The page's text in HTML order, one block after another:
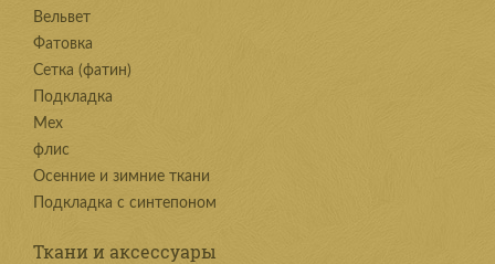
Вельвет
Фатовка
Сетка (фатин)
Подкладка
Мех
флис
Осенние и зимние ткани
Подкладка с синтепоном
Ткани и аксессуары